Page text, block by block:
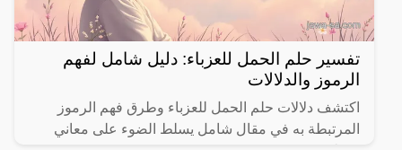
تفسير حلم الحمل للعزباء: دليل شامل لفهم
الرموز والدلالات
اكتشف دلالات حلم الحمل للعزباء وطرق فهم الرموز
المرتبطة به في مقال شامل يسلط الضوء على معاني